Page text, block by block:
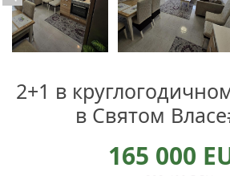
2+1 в
в Святом
165 000